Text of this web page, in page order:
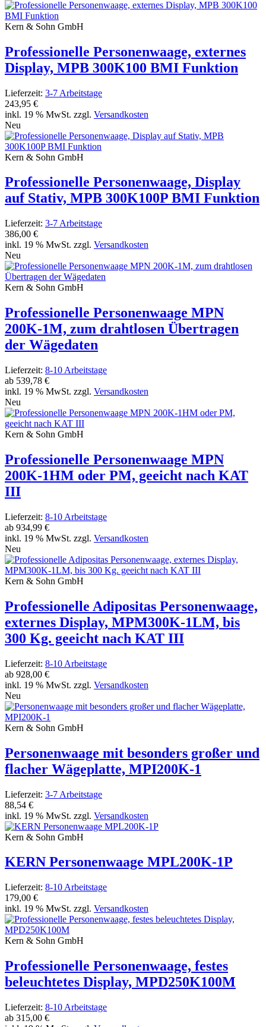
Kern & Sohn GmbH
Professionelle Personenwaage, externes
Display, MPB 300K100 BMI Funktion
Lieferzeit: 3-7 Arbeitstage
243,95 €
inkl. 19 % MwSt. zzgl. Versandkosten
Neu
Kern & Sohn GmbH
Professionelle Personenwaage, Display
auf Stativ, MPB 300K100P BMI Funktion
Lieferzeit: 3-7 Arbeitstage
386,00 €
inkl. 19 % MwSt. zzgl. Versandkosten
Neu
Kern & Sohn GmbH
Professionelle Personenwaage MPN
200K-1M, zum drahtlosen Übertragen
der Wägedaten
Lieferzeit: 8-10 Arbeitstage
ab 539,78 €
inkl. 19 % MwSt. zzgl. Versandkosten
Neu
Kern & Sohn GmbH
Professionelle Personenwaage MPN
200K-1HM oder PM, geeicht nach KAT
III
Lieferzeit: 8-10 Arbeitstage
ab 934,99 €
inkl. 19 % MwSt. zzgl. Versandkosten
Neu
Kern & Sohn GmbH
Professionelle Adipositas Personenwaage,
externes Display, MPM300K-1LM, bis
300 Kg. geeicht nach KAT III
Lieferzeit: 8-10 Arbeitstage
ab 928,00 €
inkl. 19 % MwSt. zzgl. Versandkosten
Neu
Kern & Sohn GmbH
Personenwaage mit besonders großer und
flacher Wägeplatte, MPI200K-1
Lieferzeit: 3-7 Arbeitstage
88,54 €
inkl. 19 % MwSt. zzgl. Versandkosten
Kern & Sohn GmbH
KERN Personenwaage MPL200K-1P
Lieferzeit: 8-10 Arbeitstage
179,00 €
inkl. 19 % MwSt. zzgl. Versandkosten
Kern & Sohn GmbH
Professionelle Personenwaage, festes
beleuchtetes Display, MPD250K100M
Lieferzeit: 8-10 Arbeitstage
ab 315,00 €